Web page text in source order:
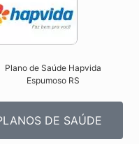
Plano de Saúde Hapvida
Espumoso RS​
DE SAÚDE